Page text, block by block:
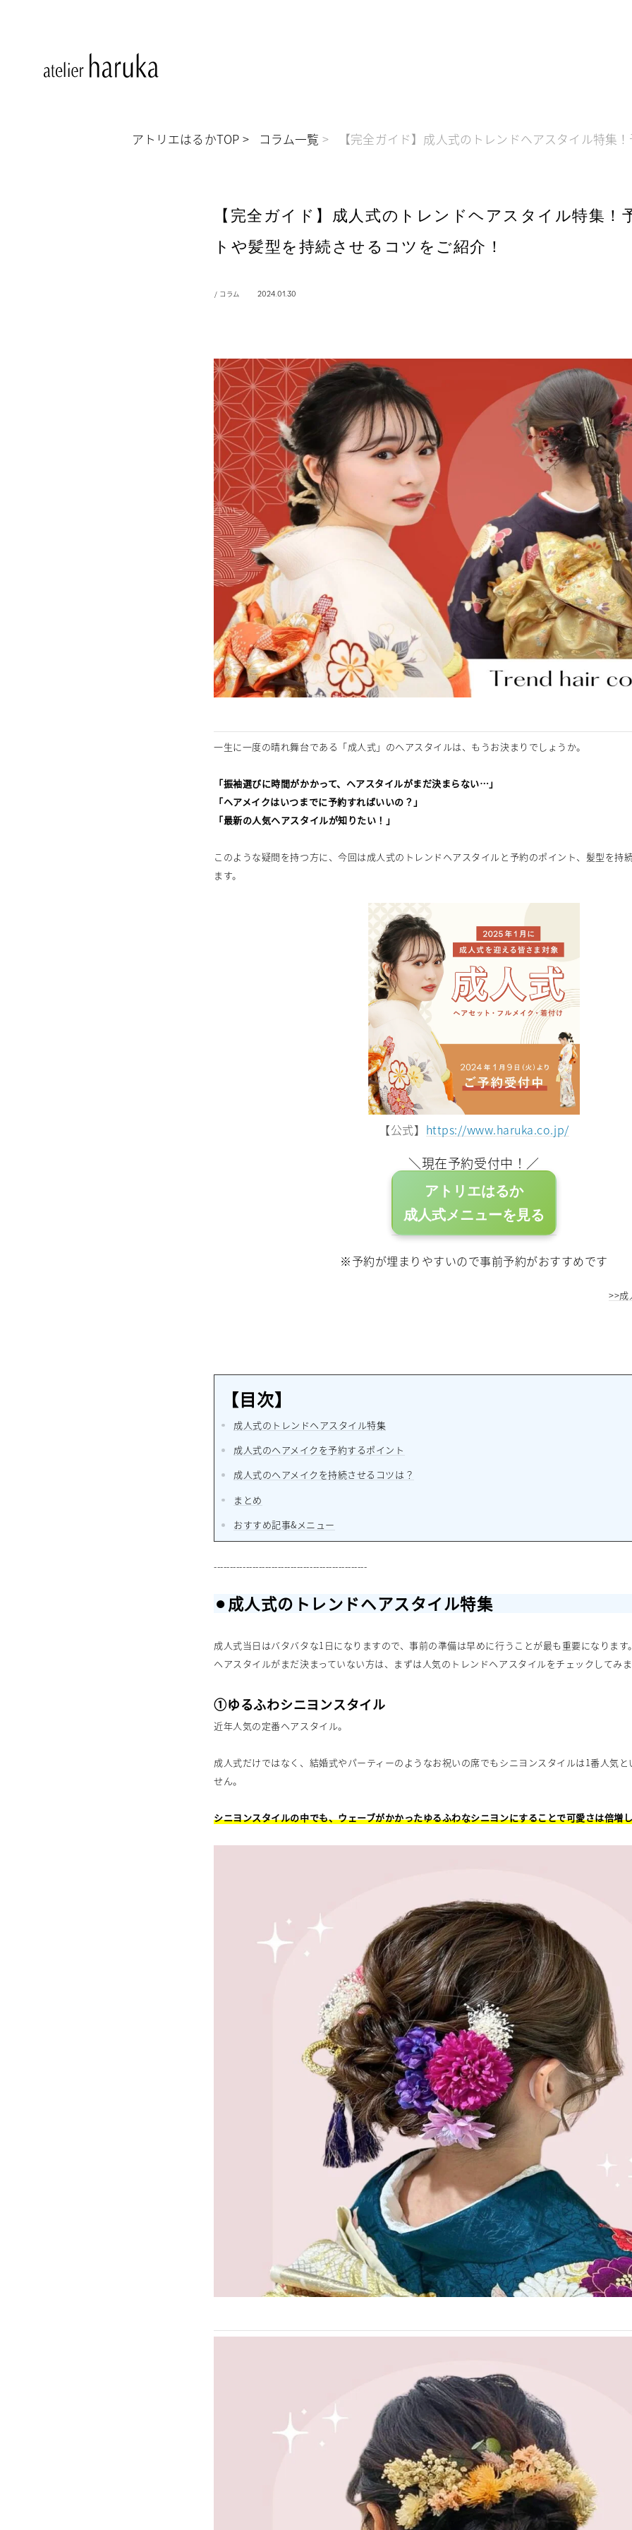
アトリエはるかTOP コラム一覧 【完全ガイド】成人式のトレンドヘアスタイル特集
【完全ガイド】成人式のトレンドヘアスタイル特集！
トや髪型を持続させるコツをご紹介！
/ コラム 2024.01.30
一生に一度の晴れ舞台である「成人式」のヘアスタイルは、もうお決まりでしょうか。
「振袖選びに時間がかかって、ヘアスタイルがまだ決まらない…」
「ヘアメイクはいつまでに予約すればいいの？」
「最新の人気ヘアスタイルが知りたい！」
このような疑問を持つ方に、今回は成人式のトレンドヘアスタイルと予約のポイント、髪型を持
ます。
【公式】 https://www.haruka.co.jp/
＼現在予約受付中！／
アトリエはるか
成人式メニューを見る
※予約が埋まりやすいので事前予約がおすすめです
>>成
【目次】
成人式のトレンドヘアスタイル特集
成人式のヘアメイクを予約するポイント
成人式のヘアメイクを持続させるコツは？
まとめ
おすすめ記事&メニュー
------------------------------------------------
⚫︎成人式のトレンドヘアスタイル特集
成人式当日はバタバタな1日になりますので、事前の準備は早めに行うことが最も重要になります。
ヘアスタイルがまだ決まっていない方は、まずは人気のトレンドヘアスタイルをチェックしてみま
①ゆるふわシニヨンスタイル
近年人気の定番ヘアスタイル。
成人式だけではなく、結婚式やパーティーのようなお祝いの席でもシニヨンスタイルは1番人気と
せん。
シニヨンスタイルの中でも、ウェーブがかかったゆるふわなシニヨンにすることで可愛さは倍増